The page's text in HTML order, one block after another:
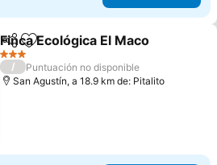
CompartirAgregar a favoritos
Finca Ecológica El Maco
3 Estrellas
/
Puntuación no disponible
San Agustín, a 18.9 km de: Pitalito